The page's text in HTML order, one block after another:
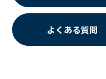
よくある質問